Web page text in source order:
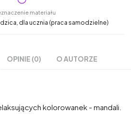
materiału
dla ucznia (praca samodzielne)
OPINIE (0) O AUTORZE
kolorowanek - mandali.